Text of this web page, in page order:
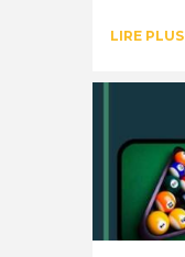
LIRE PLUS